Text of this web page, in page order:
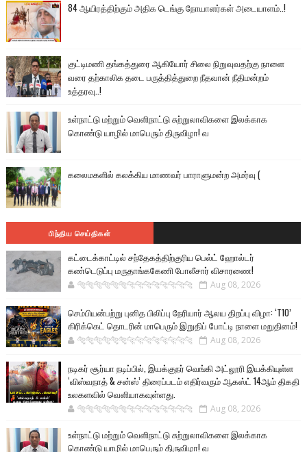
84 ஆயிரத்திற்கும் அதிக டெங்கு நோயாளர்கள் அடையாளம்..!
குட்டிமணி தங்கத்துரை ஆகியோர் சிலை நிறுவுவதற்கு நாளை
வரை தற்காலிக தடை பருத்தித்துறை நீதவான் நீதிமன்றம்
உத்தரவு..!
உள்நாட்டு மற்றும் வெளிநாட்டு சுற்றுலாவிகளை இலக்காக
கொண்டு யாழில் மாபெரும் திருவிழா! வ
கலைமகளில் கலக்கிய மாணவர் பாராளுமன்ற அமர்வு (
பிந்திய செய்திகள்
கட்டைக்காட்டில் சந்தேகத்திற்குரிய பெல்ட் ஹோல்டர்
கண்டெடுப்பு மருதாங்ககேணி போலீசார் விசாரணை!
🐅🐅🐅🐅🐅🐅🐆🐆🐆🐆🐆🐆🐆🐆 Aug 08, 2026
செம்பியன்பற்று புனித பிலிப்பு நேரியார் ஆலய திறப்பு விழா: ‘T10’
கிரிக்கெட் தொடரின் மாபெரும் இறுதிப் போட்டி நாளை மறுதினம்!
🐅🐅🐅🐅🐅🐅🐆🐆🐆🐆🐆🐆🐆🐆 Aug 08, 2026
நடிகர் சூர்யா நடிப்பில், இயக்குநர் வெங்கி அட்லூரி இயக்கியுள்ள
‘விஸ்வநாத் & சன்ஸ்’ திரைப்படம் எதிர்வரும் ஆகஸ்ட் 14ஆம் திகதி
உலகளவில் வெளியாகவுள்ளது.
🐅🐅🐅🐅🐅🐅🐆🐆🐆🐆🐆🐆🐆🐆 Aug 08, 2026
உள்நாட்டு மற்றும் வெளிநாட்டு சுற்றுலாவிகளை இலக்காக
கொண்டு யாழில் மாபெரும் திருவிழா! வ